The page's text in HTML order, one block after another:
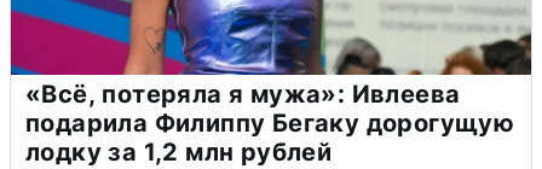
«Всё, потеряла я мужа»: Ивлеева
подарила Филиппу Бегаку дорогущую
лодку за 1,2 млн рублей